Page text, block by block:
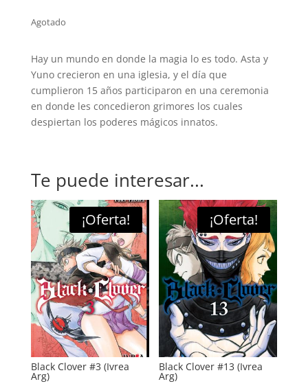
Agotado
Hay un mundo en donde la magia lo es todo. Asta y
Yuno crecieron en una iglesia, y el día que
cumplieron 15 años participaron en una ceremonia
en donde les concedieron grimores los cuales
despiertan los poderes mágicos innatos.
Te puede interesar...
¡Oferta!
Black Clover #3 (Ivrea
Arg)
¡Oferta!
Black Clover #13 (Ivrea
Arg)